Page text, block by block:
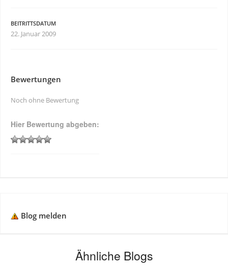
BEITRITTSDATUM
22. Januar 2009
Bewertungen
Noch ohne Bewertung
Hier Bewertung abgeben:
Blog melden
Ähnliche Blogs